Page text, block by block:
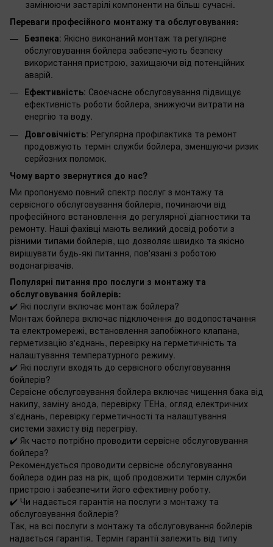
замінюючи застарілі компоненти на більш сучасні.
Переваги професійного монтажу та обслуговування:
Безпека: Якісно виконаний монтаж та регулярне
обслуговування бойлера забезпечують безпеку
використання пристрою, захищаючи від потенційних
аварій.
Ефективність: Своєчасне обслуговування підвищує
ефективність роботи бойлера, знижуючи витрати на
енергію та воду.
Довговічність: Регулярна профілактика та ремонт
продовжують термін служби бойлера, зменшуючи ризик
серйозних поломок.
Чому варто звернутися до нас?
Ми пропонуємо повний спектр послуг з монтажу та
сервісного обслуговування бойлерів, починаючи від
професійного встановлення до регулярної діагностики та
ремонту. Наші фахівці мають великий досвід роботи з
різними типами бойлерів, що дозволяє швидко та якісно
вирішувати будь-які питання, пов'язані з роботою
водонагрівачів.
Популярні питання про послуги з монтажу та
обслуговування бойлерів:
✔️ Які послуги включає монтаж бойлера?
Монтаж бойлера включає підключення до водопостачання
та електромережі, встановлення запобіжного клапана,
герметизацію з'єднань, перевірку на герметичність та
налаштування температурного режиму.
✔️ Які послуги входять до сервісного обслуговування
бойлерів?
Сервісне обслуговування бойлера включає чищення бака від
накипу, заміну анода, перевірку ТЕНа, огляд електричних
з'єднань, перевірку герметичності та налаштування
системи захисту від перегріву.
✔️ Як часто потрібно проводити сервісне обслуговування
бойлера?
Рекомендується проводити сервісне обслуговування
бойлера один раз на рік, щоб продовжити термін служби
пристрою і забезпечити його ефективну роботу.
✔️ Чи надається гарантія на послуги з монтажу та
обслуговування бойлерів?
Так, на всі послуги з монтажу та обслуговування бойлерів
надається гарантія. Термін гарантії залежить від типу